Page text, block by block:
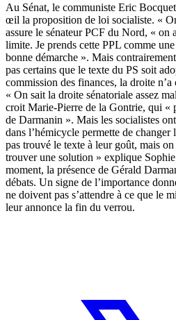
Au Sénat, le communiste Eric
œil la proposition de loi socialiste. «
assure le sénateur PCF du Nord, « on
limite. Je prends cette PPL comme
bonne démarche ». Mais
pas certains que le texte du PS soit
commission des finances, la droite
« On sait la droite sénatoriale assez
croit Marie-Pierre de la Gontrie, qui «
de Darmanin ». Mais les socialistes
dans l’hémicycle permette de changer
pas trouvé le texte à leur goût, mais
trouver une solution » explique
moment, la présence de Gérald
débats. Un signe de l’importance
ne doivent pas s’attendre à ce que le
leur annonce la fin du verrou.